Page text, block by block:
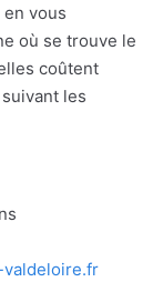
vous
où se trouve le
coûtent
les